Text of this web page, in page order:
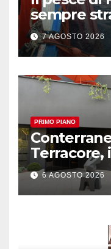
sempre
in7 AGOSTO 2026
PRIMO PIANO
Terracore,
amplia l’
alle porte
6 AGOSTO 2026